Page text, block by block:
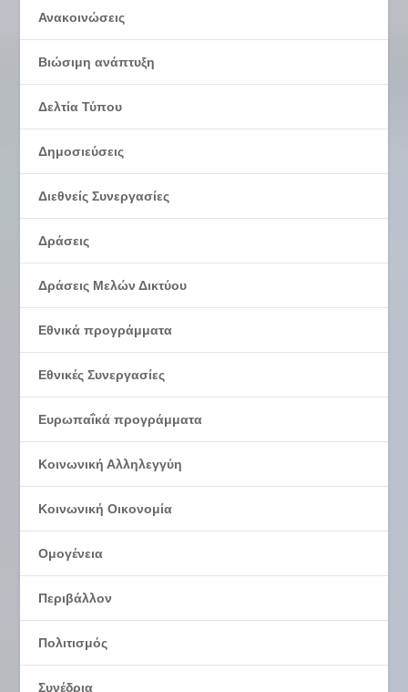
Ανακοινώσεις
Βιώσιμη ανάπτυξη
Δελτία Τύπου
Δημοσιεύσεις
Διεθνείς Συνεργασίες
Δράσεις
Δράσεις Μελών Δικτύου
Εθνικά προγράμματα
Εθνικές Συνεργασίες
Ευρωπαΐκά προγράμματα
Κοινωνική Αλληλεγγύη
Κοινωνική Οικονομία
Ομογένεια
Περιβάλλον
Πολιτισμός
Συνέδρια